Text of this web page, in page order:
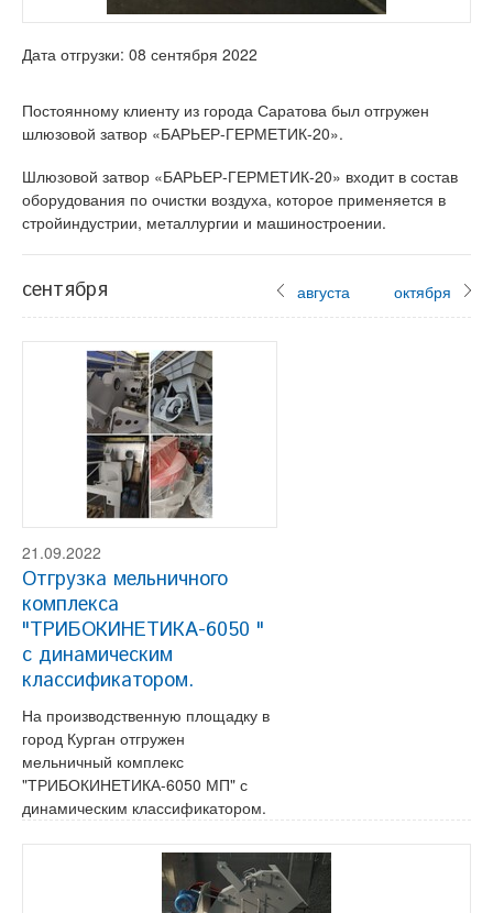
Дата отгрузки: 08 сентября 2022
Постоянному клиенту из города Саратова был отгружен
шлюзовой затвор «БАРЬЕР-ГЕРМЕТИК-20».
Шлюзовой затвор «БАРЬЕР-ГЕРМЕТИК-20» входит в состав
оборудования по очистки воздуха, которое применяется в
стройиндустрии, металлургии и машиностроении.
августа октября
сентября
21.09.2022
Отгрузка мельничного
комплекса
"ТРИБОКИНЕТИКА-6050 "
с динамическим
классификатором.
На производственную площадку в
город Курган отгружен
мельничный комплекс
"ТРИБОКИНЕТИКА-6050 МП" с
динамическим классификатором.